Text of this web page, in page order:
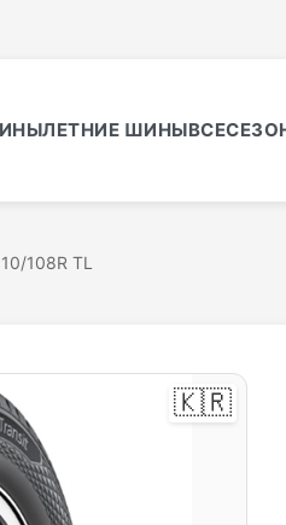
ЛЕТНИЕ ШИНЫ
108R TL
🇰🇷